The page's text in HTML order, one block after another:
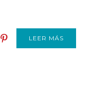
LEER MÁS